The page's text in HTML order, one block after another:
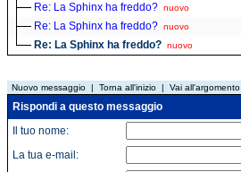
Re: La Sphinx ha freddo? nuovo
Re: La Sphinx ha freddo? nuovo
Re: La Sphinx ha freddo? nuovo
Nuovo messaggio | Torna all'inizio | Vai all'argomento
Rispondi a questo messaggio
Il tuo nome:
La tua e-mail: